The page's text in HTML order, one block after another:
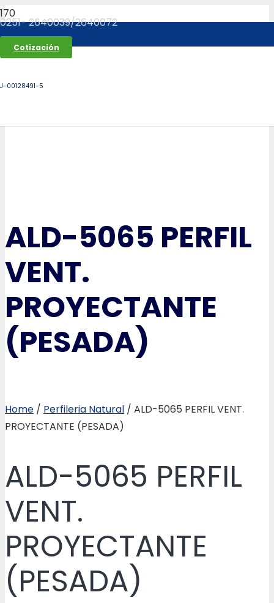
0251- 2640039/2640072
Cotización
J-00128491-5
ALD-5065 PERFIL
VENT.
PROYECTANTE
(PESADA)
Home / Perfileria Natural / ALD-5065 PERFIL VENT.
PROYECTANTE (PESADA)
ALD-5065 PERFIL
VENT.
PROYECTANTE
(PESADA)